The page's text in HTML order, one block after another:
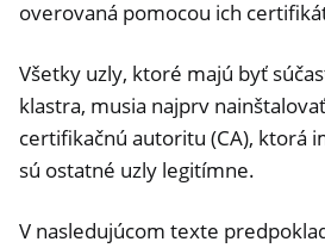
overovaná pomocou ich
Všetky uzly, ktoré majú byť
klastra, musia najprv
certifikačnú autoritu (CA), ktorá
sú ostatné uzly legitímne.
V nasledujúcom texte